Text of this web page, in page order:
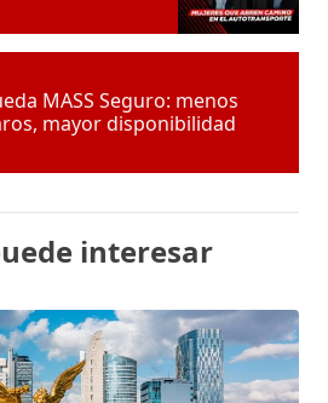
MASS Seguro: menos
mayor disponibilidad
interesar